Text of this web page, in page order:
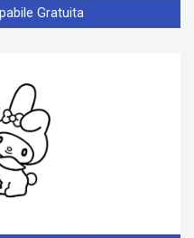
Gratuita